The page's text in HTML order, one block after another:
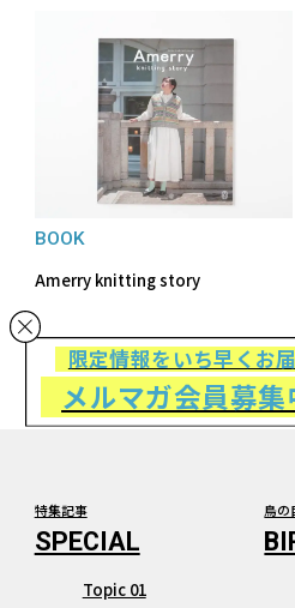
BOOK
Amerry knitting story
限定情報をいち早くお
メルマガ会員募集
特集記事
Topic 01
鳥の